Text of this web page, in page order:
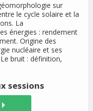
sur
le cycle solaire et la
La
énergies : rendement
Origine des
nucléaire et ses
bruit : définition,
sessions